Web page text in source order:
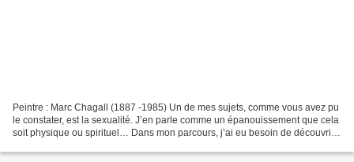
Peintre : Marc Chagall (1887 -1985) Un de mes sujets, comme vous avez pu
le constater, est la sexualité. J’en parle comme un épanouissement que cela
soit physique ou spirituel… Dans mon parcours, j’ai eu besoin de découvrir